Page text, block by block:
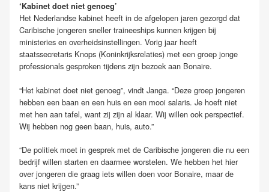
‘Kabinet doet niet genoeg’
Het Nederlandse kabinet heeft in de afgelopen jaren gezorgd dat
Caribische jongeren sneller traineeships kunnen krijgen bij
ministeries en overheidsinstellingen. Vorig jaar heeft
staatssecretaris Knops (Koninkrijksrelaties) met een groep jonge
professionals gesproken tijdens zijn bezoek aan Bonaire.
“Het kabinet doet niet genoeg”, vindt Janga. “Deze groep jongeren
hebben een baan en een huis en een mooi salaris. Je hoeft niet
met hen aan tafel, want zij zijn al klaar. Wij willen ook perspectief.
Wij hebben nog geen baan, huis, auto.”
“De politiek moet in gesprek met de Caribische jongeren die nu een
bedrijf willen starten en daarmee worstelen. We hebben het hier
over jongeren die graag iets willen doen voor Bonaire, maar de
kans niet krijgen.”